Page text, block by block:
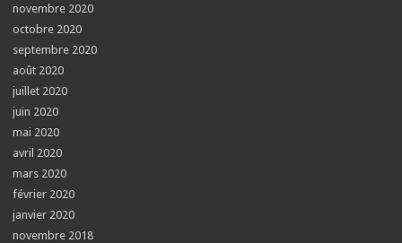
novembre 2020
octobre 2020
septembre 2020
août 2020
juillet 2020
juin 2020
mai 2020
avril 2020
mars 2020
février 2020
janvier 2020
novembre 2018